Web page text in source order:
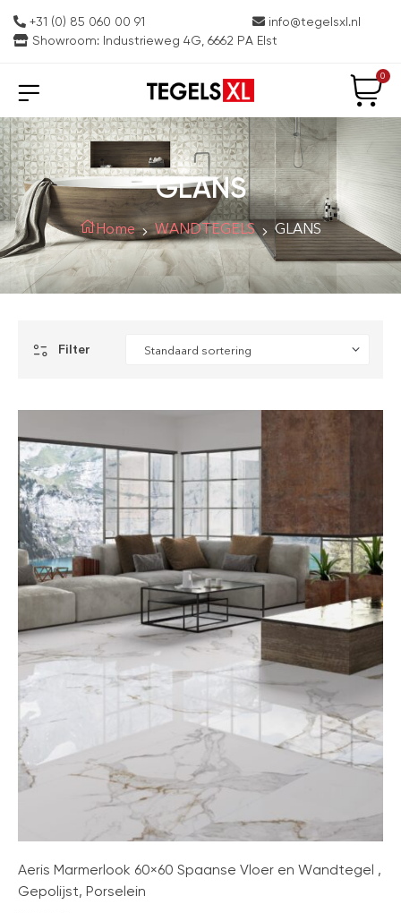
+31 (0) 85 060 00 91
info@tegelsxl.nl
Showroom: Industrieweg 4G, 6662 PA Elst
0
GLANS
Home WANDTEGELS GLANS
Filter
Aeris Marmerlook 60×60 Spaanse Vloer en Wandtegel ,
Gepolijst, Porselein